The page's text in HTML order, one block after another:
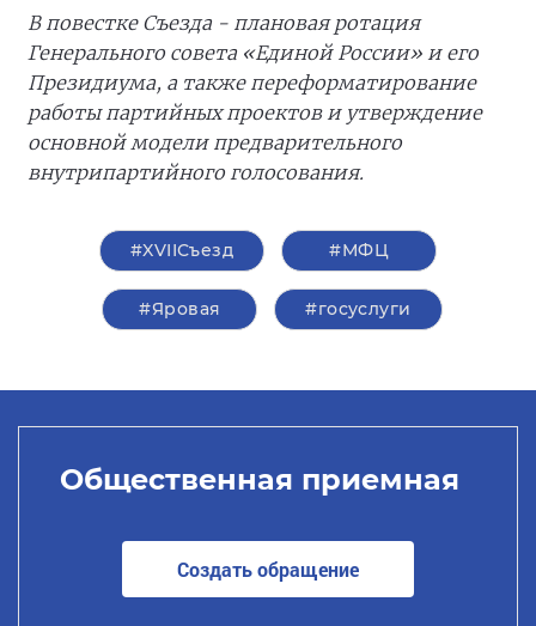
В повестке Съезда - плановая ротация
Генерального совета «Единой России» и его
Президиума, а также переформатирование
работы партийных проектов и утверждение
основной модели предварительного
внутрипартийного голосования.
#XVIIСъезд #МФЦ
#Яровая #госуслуги
Общественная приемная
Создать обращение